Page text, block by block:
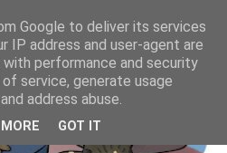
Google to deliver its services
IP address and user-agent are
performance and security
service, generate usage
address abuse.
GOT IT